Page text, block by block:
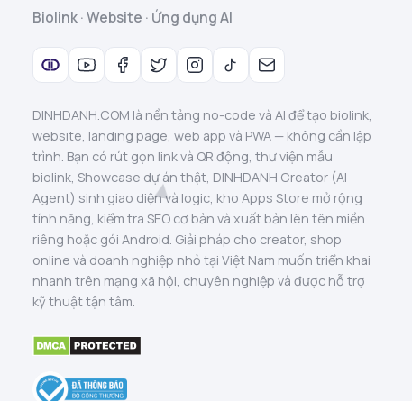
Biolink · Website · Ứng dụng AI
DINHDANH.COM là nền tảng no-code và AI để tạo biolink,
website, landing page, web app và PWA — không cần lập
trình. Bạn có rút gọn link và QR động, thư viện mẫu
biolink, Showcase dự án thật, DINHDANH Creator (AI
Agent) sinh giao diện và logic, kho Apps Store mở rộng
tính năng, kiểm tra SEO cơ bản và xuất bản lên tên miền
riêng hoặc gói Android. Giải pháp cho creator, shop
online và doanh nghiệp nhỏ tại Việt Nam muốn triển khai
nhanh trên mạng xã hội, chuyên nghiệp và được hỗ trợ
kỹ thuật tận tâm.